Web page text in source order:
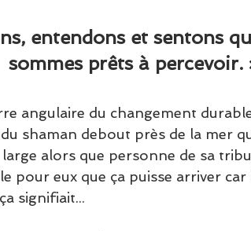
entendons et sentons
sommes prêts à percevoir.
angulaire du changement
shaman debout près de la mer
alors que personne de sa
pour eux que ça puisse arriver
signifiait...